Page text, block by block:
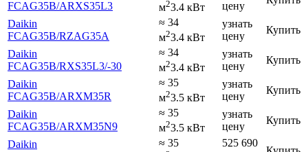
FCAG35B/ARXS35L3
м23.4 кВт
цену
Daikin
FCAG35B/RZAG35A
≈ 34
м23.4 кВт
узнать
цену
Купить
Daikin
FCAG35B/RXS35L3/-30
≈ 34
м23.4 кВт
узнать
цену
Купить
Daikin
FCAG35B/ARXM35R
≈ 35
м23.5 кВт
узнать
цену
Купить
Daikin
FCAG35B/ARXM35N9
≈ 35
м23.5 кВт
узнать
цену
Купить
Daikin
≈ 35
525 690